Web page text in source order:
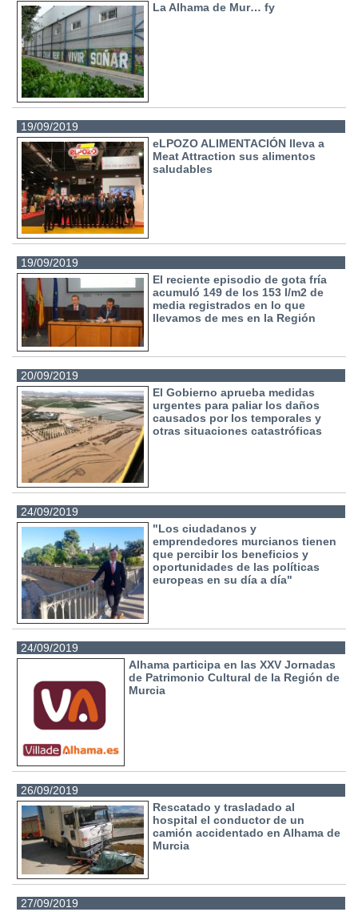
La Alhama de Mur… fy
19/09/2019
eLPOZO ALIMENTACIÓN lleva a
Meat Attraction sus alimentos
saludables
19/09/2019
El reciente episodio de gota fría
acumuló 149 de los 153 l/m2 de
media registrados en lo que
llevamos de mes en la Región
20/09/2019
El Gobierno aprueba medidas
urgentes para paliar los daños
causados por los temporales y
otras situaciones catastróficas
24/09/2019
"Los ciudadanos y
emprendedores murcianos tienen
que percibir los beneficios y
oportunidades de las políticas
europeas en su día a día"
24/09/2019
Alhama participa en las XXV Jornadas
de Patrimonio Cultural de la Región de
Murcia
26/09/2019
Rescatado y trasladado al
hospital el conductor de un
camión accidentado en Alhama de
Murcia
27/09/2019